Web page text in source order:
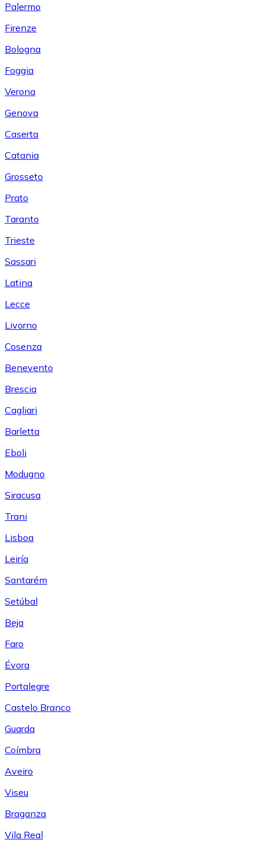
Palermo
Firenze
Bologna
Foggia
Verona
Genova
Caserta
Catania
Grosseto
Prato
Taranto
Trieste
Sassari
Latina
Lecce
Livorno
Cosenza
Benevento
Brescia
Cagliari
Barletta
Eboli
Modugno
Siracusa
Trani
Lisboa
Leiría
Santarém
Setúbal
Beja
Faro
Évora
Portalegre
Castelo Branco
Guarda
Coímbra
Aveiro
Viseu
Braganza
Vila Real